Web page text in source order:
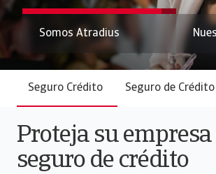
Nuestras soluciones
Seguro Crédito Seguro de Crédito
Proteja su
seguro de crédito